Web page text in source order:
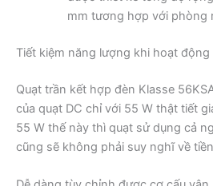
mm tương hợp với phòng
Tiết kiệm năng lượng khi hoạt động
Quạt trần kết hợp đèn Klasse
của quạt DC chỉ với 55 W thật tiết
55 W thế này thì quạt sử dụng cả
cũng sẽ không phải suy nghĩ về